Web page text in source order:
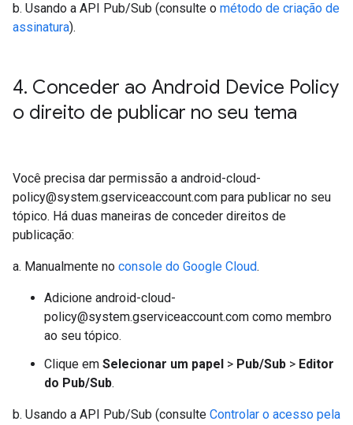
b. Usando a API Pub/Sub (consulte o método de criação de
assinatura).
4. Conceder ao Android Device Policy
o direito de publicar no seu tema
Você precisa dar permissão a android-cloud-
policy@system.gserviceaccount.com para publicar no seu
tópico. Há duas maneiras de conceder direitos de
publicação:
a. Manualmente no console do Google Cloud.
Adicione android-cloud-
policy@system.gserviceaccount.com como membro
ao seu tópico.
Clique em Selecionar um papel > Pub/Sub > Editor
do Pub/Sub.
b. Usando a API Pub/Sub (consulte Controlar o acesso pela